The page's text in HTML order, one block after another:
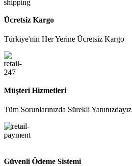
Ücretsiz Kargo
Türkiye'nin Her Yerine Ücretsiz Kargo
Müşteri Hizmetleri
Tüm Sorunlarınızda Sürekli Yanınızdayız
Güvenli Ödeme Sistemi